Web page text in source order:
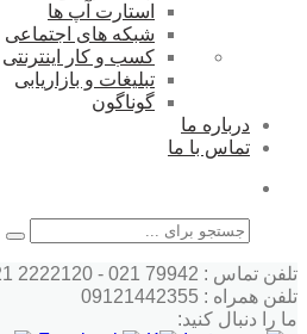
استارت آپ ها
شبکه های اجتماعی
کسب و کار اینترنتی
تبلیغات و بازاریابی
گوناگون
درباره ما
تماس با ما
جستجو
تلفن تماس : 79942 021 - 2222120 021
تلفن همراه : 09121442355
ما را دنبال کنید: